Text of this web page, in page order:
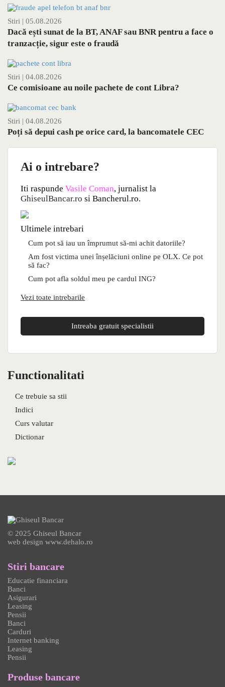
Stiri | 05.08.2026
Dacă ești sunat de la BT, ANAF sau BNR pentru a face o
tranzacție, sigur este o fraudă
Stiri | 04.08.2026
Ce comisioane au noile pachete de cont Libra?
Stiri | 04.08.2026
Poți să depui cash pe orice card, la bancomatele CEC
Ai o intrebare?
Iti raspunde Vasile Coman, jurnalist la
GhiseulBancar.ro si Bancherul.ro.
Ultimele intrebari
Cum pot să iau un împrumut să-mi achit datoriile?
Am fost victima unei înșelăciuni online pe OLX. Ce pot
să fac?
Cum pot afla soldul meu pe cardul ING?
Vezi toate intrebarile
Intreaba gratuit specialistii
Functionalitati
Ce trebuie sa stii
Indici
Curs valutar
Dictionar
© 2025 Ghiseul Bancar
web design www.dehalo.ro
Stiri bancare
Educatie financiara
Banci
Asigurari
Leasing
Pensii
Banci
Carduri
Internet banking
Leasing
Pensii
Produse bancare